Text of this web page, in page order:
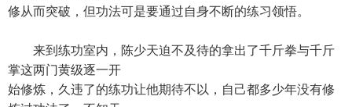
修从而突破，但功法可是要通过自身不断的练习领悟。
来到练功室内，陈少天迫不及待的拿出了千斤拳与千斤
掌这两门黄级逐一开
始修炼，久违了的练功让他期待不以，自己都多少年没有修